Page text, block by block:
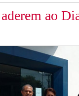
ao